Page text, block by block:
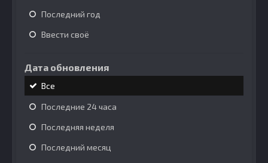
Последний год
Ввести своё
Дата обновления
Все
Последние 24 часа
Последняя неделя
Последний месяц